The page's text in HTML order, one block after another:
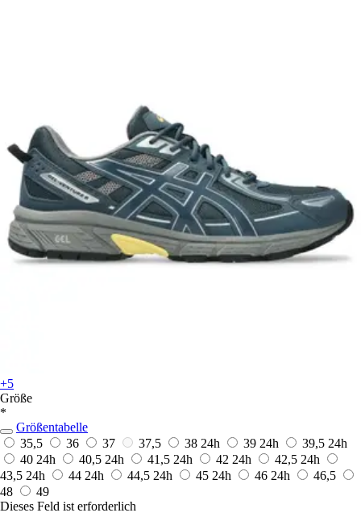
+5
Größe
*
Größentabelle
35,5
36 37 37,5 38 24h 39 24h 39,5 24h
40 24h 40,5 24h 41,5 24h 42 24h 42,5 24h
43,5 24h 44 24h 44,5 24h 45 24h 46 24h
46,5
48
49
Dieses Feld ist erforderlich